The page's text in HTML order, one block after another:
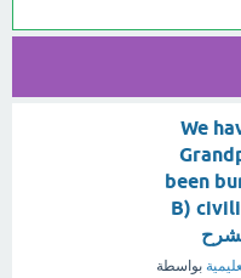
We
been
B)
بواسطة